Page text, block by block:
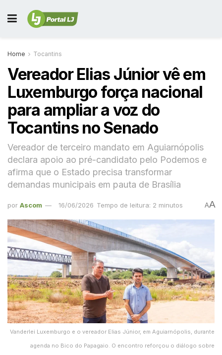
Home Tocantins
Vereador Elias Júnior vê em
Luxemburgo força nacional
para ampliar a voz do
Tocantins no Senado
Vereador de terceiro mandato em Aguiarnópolis
declara apoio ao pré-candidato pelo Podemos e
afirma que o Estado precisa transformar
demandas municipais em pauta de Brasília
por Ascom 16/06/2026 Tempo de leitura: 2 minutos AA
Vanderlei Luxemburgo e o vereador Elias Júnior, em Aguiarnópolis, durante
agenda no Bico do Papagaio. O encontro reforçou o diálogo sobre